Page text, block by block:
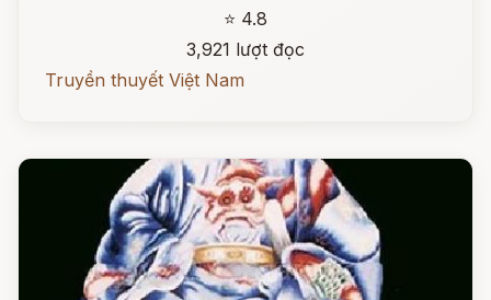
⭐ 4.8
3,921 lượt đọc
Truyền thuyết Việt Nam